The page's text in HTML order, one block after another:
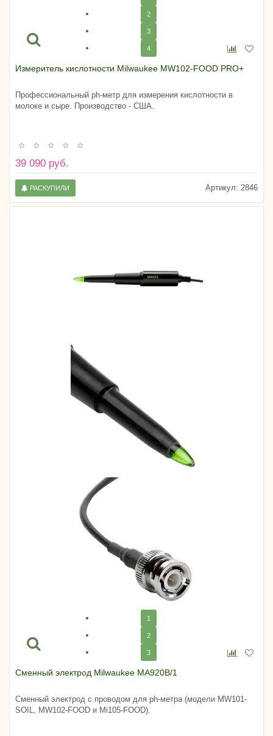
2
3
4
Измеритель кислотности Milwaukee MW102-FOOD PRO+
Профессиональный ph-метр для измерения кислотности в
молоке и сыре. Производство - США.
39 090 руб.
Артикул: 2846
РАСКУПИЛИ
1
2
3
Сменный электрод Milwaukee MA920B/1
Сменный электрод с проводом для ph-метра (модели MW101-
SOIL, MW102-FOOD и Mi105-FOOD).